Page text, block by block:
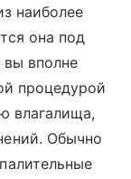
наиболее
она под
вполне
процедурой
влагалища,
Обычно